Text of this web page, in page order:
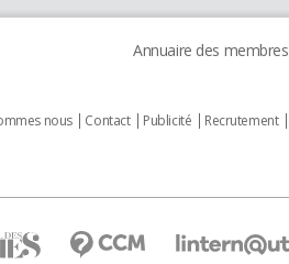
Annuaire des
nous Contact Publicité Recrutement